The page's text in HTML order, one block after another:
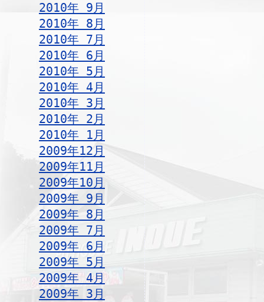
2010年 9月
2010年 8月
2010年 7月
2010年 6月
2010年 5月
2010年 4月
2010年 3月
2010年 2月
2010年 1月
2009年12月
2009年11月
2009年10月
2009年 9月
2009年 8月
2009年 7月
2009年 6月
2009年 5月
2009年 4月
2009年 3月